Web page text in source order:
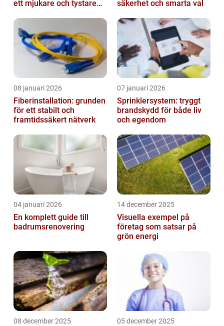
ett mjukare och tystare
säkerhet och smarta val
08 januari 2026
Fiberinstallation: grunden
för ett stabilt och
framtidssäkert nätverk
07 januari 2026
Sprinklersystem: tryggt
brandskydd för både liv
och egendom
04 januari 2026
En komplett guide till
badrumsrenovering
14 december 2025
Visuella exempel på
företag som satsar på
grön energi
08 december 2025 05 december 2025